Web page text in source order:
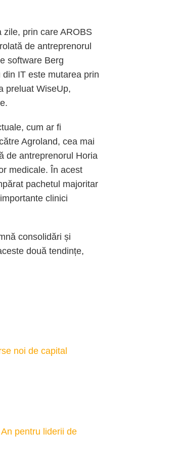
prin care AROBS
de antreprenorul
software Berg
IT este mutarea prin
preluat WiseUp,
cum ar fi
Agroland, cea mai
de antreprenorul Horia
medicale. În acest
pachetul majoritar
clinici
consolidări și
două tendințe,
noi de capital
pentru liderii de